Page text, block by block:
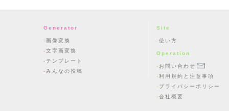
Generator
画像変換
文字画変換
テンプレート
みんなの投稿
Site
使い方
Operation
お問い合わせ
利用規約と注意事項
プライバシーポリシー
会社概要